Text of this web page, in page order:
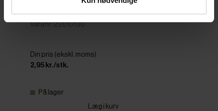
Arcoroc skål, stabelbar, 3 cl, ø6 x H2,5 cm
Varenr: 22010130
Din pris (ekskl. moms)
2,95 kr./stk.
På lager
Læg i kurv